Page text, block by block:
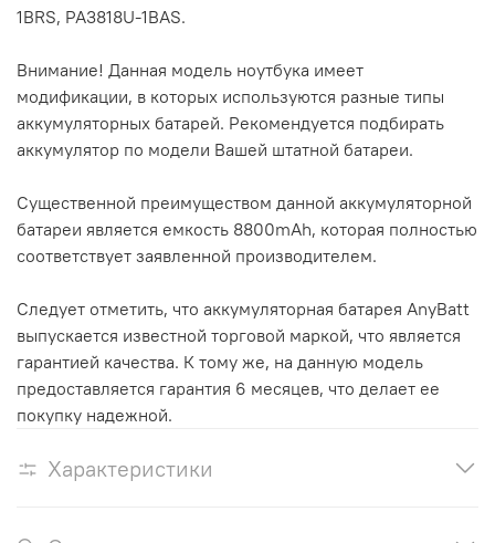
1BRS, PA3818U-1BAS.
Внимание! Данная модель ноутбука имеет
модификации, в которых используются разные типы
аккумуляторных батарей. Рекомендуется подбирать
аккумулятор по модели Вашей штатной батареи.
Существенной преимуществом данной аккумуляторной
батареи является емкость 8800mAh, которая полностью
соответствует заявленной производителем.
Следует отметить, что аккумуляторная батарея AnyBatt
выпускается известной торговой маркой, что является
гарантией качества. К тому же, на данную модель
предоставляется гарантия 6 месяцев, что делает ее
покупку надежной.
Характеристики